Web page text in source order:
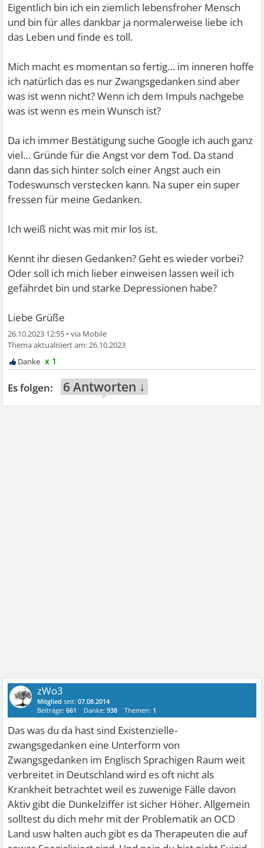
Eigentlich bin ich ein ziemlich lebensfroher Mensch
und bin für alles dankbar ja normalerweise liebe ich
das Leben und finde es toll.
Mich macht es momentan so fertig… im inneren hoffe
ich natürlich das es nur Zwangsgedanken sind aber
was ist wenn nicht? Wenn ich dem Impuls nachgebe
was ist wenn es mein Wunsch ist?
Da ich immer Bestätigung suche Google ich auch ganz
viel… Gründe für die Angst vor dem Tod. Da stand
dann das sich hinter solch einer Angst auch ein
Todeswunsch verstecken kann. Na super ein super
fressen für meine Gedanken.
Ich weiß nicht was mit mir los ist.
Kennt ihr diesen Gedanken? Geht es wieder vorbei?
Oder soll ich mich lieber einweisen lassen weil ich
gefährdet bin und starke Depressionen habe?
Liebe Grüße
26.10.2023 12:55 •
26.10.2023
x 1
6 Antworten ↓
zWo3
Mitglied seit:07.08.2014
Beiträge:661 Danke:938 Themen: 1
Das was du da hast sind Existenzielle-
zwangsgedanken eine Unterform von
Zwangsgedanken im Englisch Sprachigen Raum weit
verbreitet in Deutschland wird es oft nicht als
Krankheit betrachtet weil es zuwenige Fälle davon
Aktiv gibt die Dunkelziffer ist sicher Höher. Allgemein
solltest du dich mehr mit der Problematik an OCD
Land usw halten auch gibt es da Therapeuten die auf